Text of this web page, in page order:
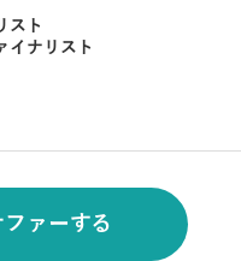
スト
イナリスト
ァーする